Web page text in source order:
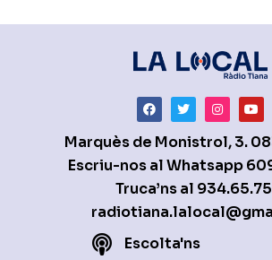
Marquès de Monistrol, 3.
Escriu-nos al Whatsapp
Truca’ns al
Escolta'ns